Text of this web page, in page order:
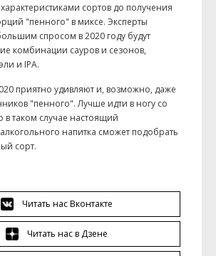
сортов до получения
"пенного" в миксе. Эксперты
спросом в 2020 году будут
комбинации сауров и сезонов,
и IPA.
приятно удивляют и, возможно, даже
"пенного". Лучше идти в ногу со
в таком случае настоящий
напитка сможет подобрать
сорт.
Читать нас Вконтакте
Читать нас в Дзене